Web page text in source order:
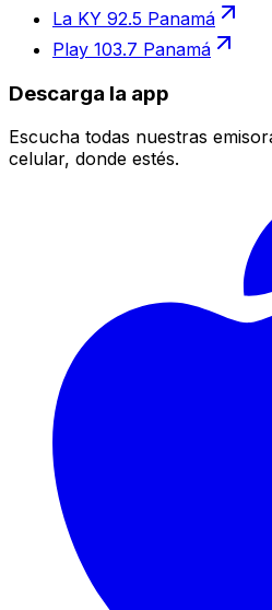
La KY 92.5 Panamá
Play 103.7 Panamá
Descarga la app
Escucha todas nuestras
celular, donde estés.